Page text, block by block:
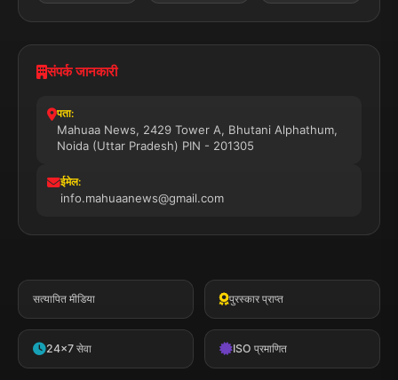
संपर्क जानकारी
पता:
Mahuaa News, 2429 Tower A, Bhutani Alphathum,
Noida (Uttar Pradesh) PIN - 201305
ईमेल:
info.mahuaanews@gmail.com
सत्यापित मीडिया पुरस्कार प्राप्त
24x7 सेवा ISO प्रमाणित